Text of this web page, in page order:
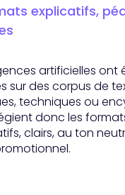
explicatifs,
artificielles ont
sur des corpus de
techniques ou
donc les
clairs, au ton